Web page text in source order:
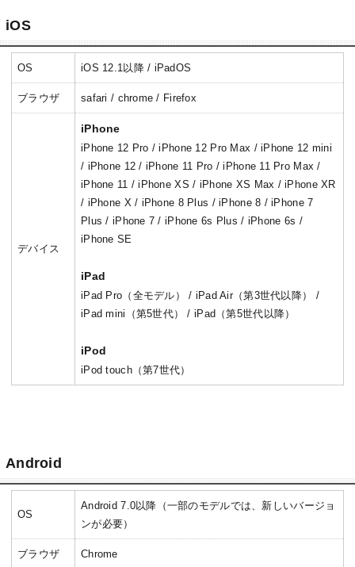
iOS
OS iOS 12.1以降 / iPadOS
ブラウザ safari / chrome / Firefox
デバイス
iPhone
iPhone 12 Pro / iPhone 12 Pro Max / iPhone 12 mini
/ iPhone 12 / iPhone 11 Pro / iPhone 11 Pro Max /
iPhone 11 / iPhone XS / iPhone XS Max / iPhone XR
/ iPhone X / iPhone 8 Plus / iPhone 8 / iPhone 7
Plus / iPhone 7 / iPhone 6s Plus / iPhone 6s /
iPhone SE
iPad
iPad Pro（全モデル） / iPad Air（第3世代以降） /
iPad mini（第5世代） / iPad（第5世代以降）
iPod
iPod touch（第7世代）
Android
OS
Android 7.0以降（一部のモデルでは、新しいバージョ
ンが必要）
ブラウザ Chrome